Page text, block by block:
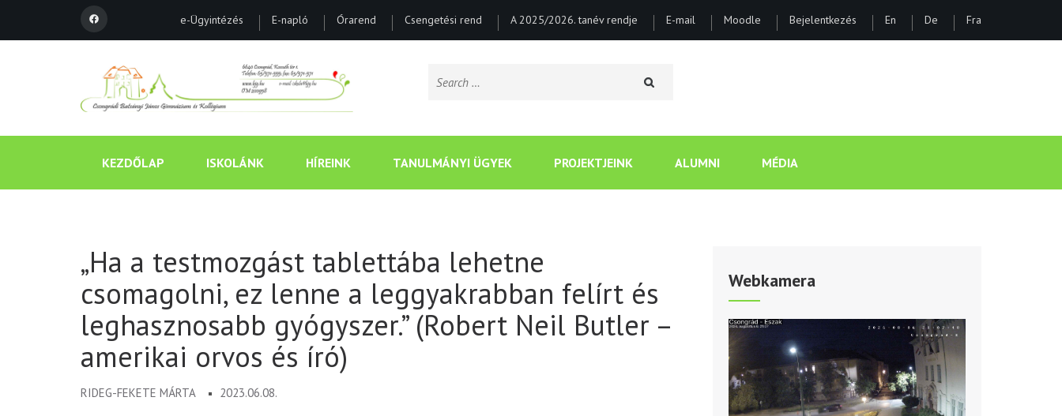
e-Ügyintézés E-napló Órarend Csengetési rend A 2025/2026. tanév rendje E-mail Moodle Bejelentkezés En De Fra
Search
KEZDŐLAP ISKOLÁNK HÍREINK TANULMÁNYI ÜGYEK PROJEKTJEINK ALUMNI MÉDIA
„Ha a testmozgást tablettába lehetne
csomagolni, ez lenne a leggyakrabban felírt és
leghasznosabb gyógyszer.” (Robert Neil Butler –
amerikai orvos és író)
RIDEG-FEKETE MÁRTA 2023.06.08.
Webkamera